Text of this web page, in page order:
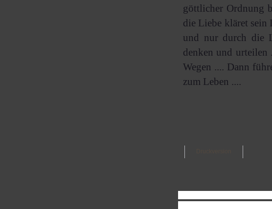
göttlicher Ordnung
die Liebe kläret sein
und nur durch die
denken und urteilen
Wegen .... Dann
zum Leben ....